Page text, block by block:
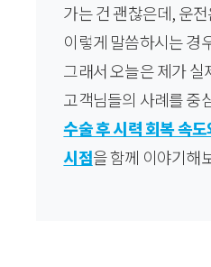
가는 건 괜찮은데, 운
이렇게 말씀하시는 경
그래서 오늘은 제가 실
고객님들의 사례를 중
수술 후 시력 회복 속
시점을 함께 이야기해